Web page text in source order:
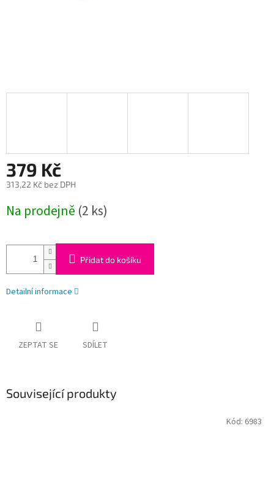
379 Kč
313,22 Kč bez DPH
cena:
Na prodejně (2 ks)
Přidat do košíku
Detailní informace
ZEPTAT SE SDÍLET
Související produkty
Kód: 6983